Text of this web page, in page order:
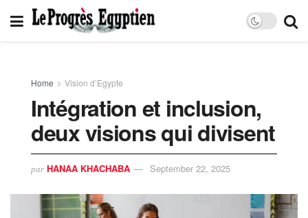
Home Vision d’Egypte
Intégration et inclusion,
deux visions qui divisent
par HANAA KHACHABA September 22, 2025